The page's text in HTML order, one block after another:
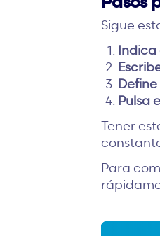
Sigue
Indica
Pulsa
Tener
Para